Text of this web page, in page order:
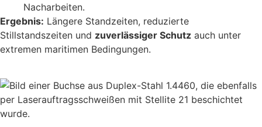
Nacharbeiten.
Ergebnis: Längere Standzeiten, reduzierte
Stillstandszeiten und zuverlässiger Schutz auch unter
extremen maritimen Bedingungen.